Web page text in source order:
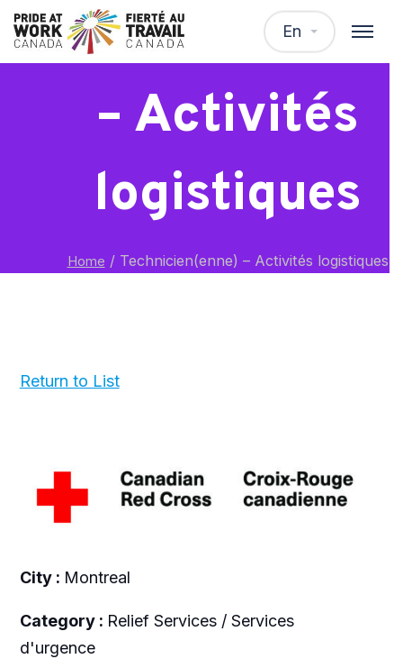
En
– Activités
logistiques
Home /Technicien(enne) – Activités logistiques
Return to List
City : Montreal
Category : Relief Services / Services
d'urgence